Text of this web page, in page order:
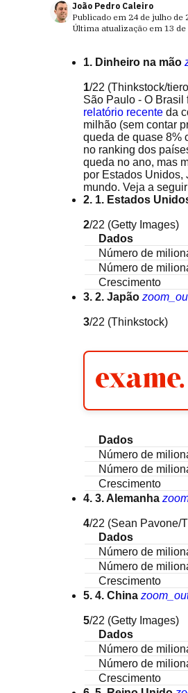
João Pedro Caleiro
Publicado em 24 de julho de
Última atualização em 13
1. Dinheiro na mão
1/22 (Thinkstock/
São Paulo - O Brasil
relatório recente da
milhão (sem contar
queda de quase 8%
no ranking dos
queda no ano, mas
por Estados Unidos,
mundo. Veja a
2. 1. Estados
2/22 (Getty Images)
Dados
Número de
Número de
Crescimento
3. 2. Japão
3/22 (Thinkstock)
Dados
Número de
Número de
Crescimento
4. 3. Alemanha
4/22 (Sean Pavone/
Dados
Número de
Número de
Crescimento
5. 4. China
5/22 (Getty Images)
Dados
Número de
Número de
Crescimento